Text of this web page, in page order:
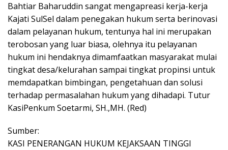
Bahtiar Baharuddin sangat mengapreasi kerja-kerja
Kajati SulSel dalam penegakan hukum serta berinovasi
dalam pelayanan hukum, tentunya hal ini merupakan
terobosan yang luar biasa, olehnya itu pelayanan
hukum ini hendaknya dimamfaatkan masyarakat mulai
tingkat desa/kelurahan sampai tingkat propinsi untuk
memdapatkan bimbingan, pengetahuan dan solusi
terhadap permasalahan hukum yang dihadapi. Tutur
KasiPenkum Soetarmi, SH.,MH. (Red)
Sumber:
KASI PENERANGAN HUKUM KEJAKSAAN TINGGI